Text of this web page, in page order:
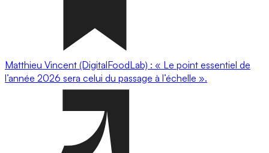
Matthieu Vincent (DigitalFoodLab) : « Le point essentiel de
l’année 2026 sera celui du passage à l’échelle ».